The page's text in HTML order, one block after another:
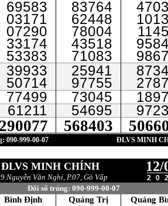
69583
03171
07290
33174
53383
39933
50714
77499
61211
290077
83764
62448
78004
43518
71083
25941
97755
73045
54695
568403
090-999-00-07 ĐLVS MINH
ĐLVS MINH CHÍNH
Nguyễn Văn Nghi, P.07, Gò Vấp
12/
Đổi số trúng: 090-999-00-07
Bình Định Quảng Trị Quảng